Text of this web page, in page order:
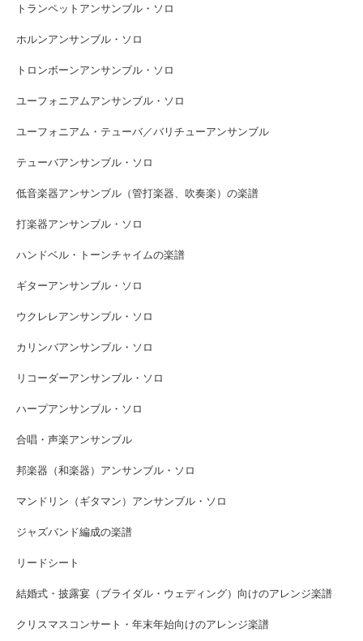
トランペットアンサンブル・ソロ
ホルンアンサンブル・ソロ
トロンボーンアンサンブル・ソロ
ユーフォニアムアンサンブル・ソロ
ユーフォニアム・テューバ／バリチューアンサンブル
テューバアンサンブル・ソロ
低音楽器アンサンブル（管打楽器、吹奏楽）の楽譜
打楽器アンサンブル・ソロ
ハンドベル・トーンチャイムの楽譜
ギターアンサンブル・ソロ
ウクレレアンサンブル・ソロ
カリンバアンサンブル・ソロ
リコーダーアンサンブル・ソロ
ハープアンサンブル・ソロ
合唱・声楽アンサンブル
邦楽器（和楽器）アンサンブル・ソロ
マンドリン（ギタマン）アンサンブル・ソロ
ジャズバンド編成の楽譜
リードシート
結婚式・披露宴（ブライダル・ウェディング）向けのアレンジ楽譜
クリスマスコンサート・年末年始向けのアレンジ楽譜